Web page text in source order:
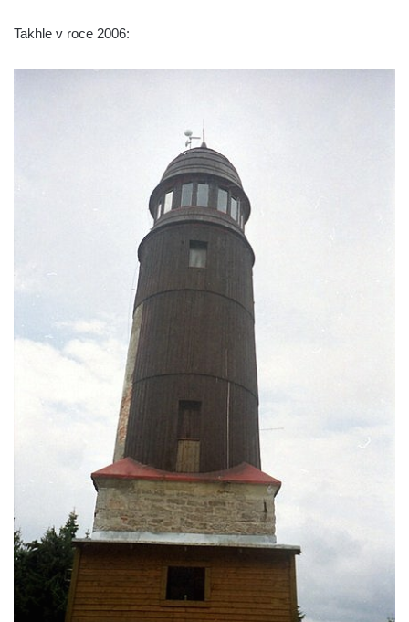
Rozhledna Dymník (aneb Augustova věž)
Rozhledna Semenec u Týna nad Vltavou
Rozhledna Sokolí vrch
Rozhledna na Třenické hoře u Cerhovic
Rozhledna Hard (Hartberg) v Sokolově
Bismarckova rozhledna – Háj u Aše
Rozhledna Císařský kámen
Rozhledna Kopanina
Rozhledna Pajndl na Tisovském vrchu v
Krušných horách
Rozhledna Vlčí hora
Takhle v roce 2006: